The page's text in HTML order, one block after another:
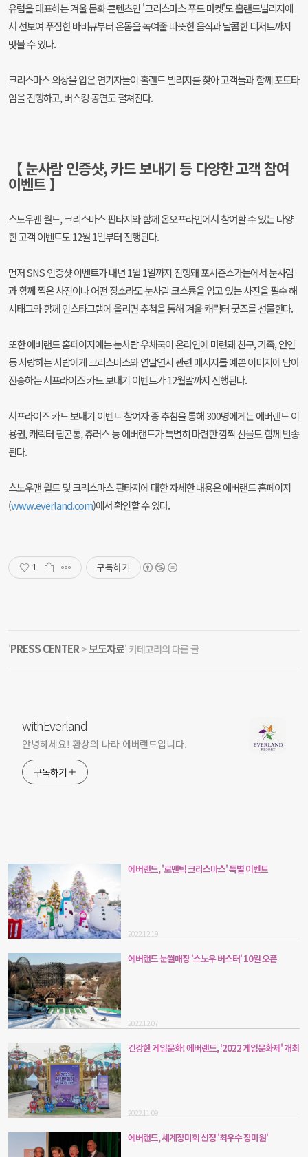
유럽을 대표하는 겨울 문화 콘텐츠인 '크리스마스 푸드 마켓'도 홀랜드빌리지에
서 선보여 푸짐한 바비큐부터 온몸을 녹여줄 따뜻한 음식과 달콤한 디저트까지
맛볼 수 있다.
크리스마스 의상을 입은 연기자들이 홀랜드 빌리지를 찾아 고객들과 함께 포토타
임을 진행하고, 버스킹 공연도 펼쳐진다.
【 눈사람 인증샷, 카드 보내기 등 다양한 고객 참여
이벤트 】
스노우맨 월드, 크리스마스 판타지와 함께 온오프라인에서 참여할 수 있는 다양
한 고객 이벤트도 12월 1일부터 진행된다.
먼저 SNS 인증샷 이벤트가 내년 1월 1일까지 진행돼 포시즌스가든에서 눈사람
과 함께 찍은 사진이나 어떤 장소라도 눈사람 코스튬을 입고 있는 사진을 필수 해
시태그와 함께 인스타그램에 올리면 추첨을 통해 겨울 캐릭터 굿즈를 선물한다.
또한 에버랜드 홈페이지에는 눈사람 우체국이 온라인에 마련돼 친구, 가족, 연인
등 사랑하는 사람에게 크리스마스와 연말연시 관련 메시지를 예쁜 이미지에 담아
전송하는 서프라이즈 카드 보내기 이벤트가 12월말까지 진행된다.
서프라이즈 카드 보내기 이벤트 참여자 중 추첨을 통해 300명에게는 에버랜드 이
용권, 캐릭터 팝콘통, 츄러스 등 에버랜드가 특별히 마련한 깜짝 선물도 함께 발송
된다.
스노우맨 월드 및 크리스마스 판타지에 대한 자세한 내용은 에버랜드 홈페이지
(www.everland.com)에서 확인할 수 있다.
1 구독하기
'PRESS CENTER>보도자료' 카테고리의 다른 글
withEverland
안녕하세요! 환상의 나라 에버랜드입니다.
구독하기
에버랜드, '로맨틱 크리스마스' 특별 이벤트
2022.12.19
에버랜드 눈썰매장 '스노우 버스터' 10일 오픈
2022.12.07
건강한 게임문화! 에버랜드, '2022 게임문화제' 개최
2022.11.09
에버랜드, 세계장미회 선정 '최우수 장미원'